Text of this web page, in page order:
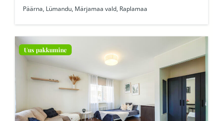
Päärna, Lümandu, Märjamaa vald, Raplamaa
Uus pakkumine